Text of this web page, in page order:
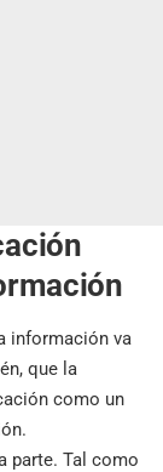
información va
que la
como un
parte. Tal como